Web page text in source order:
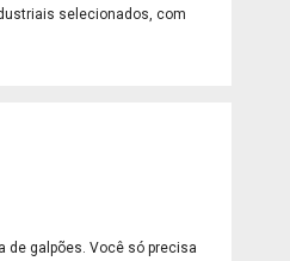
selecionados, com
de galpões. Você só precisa